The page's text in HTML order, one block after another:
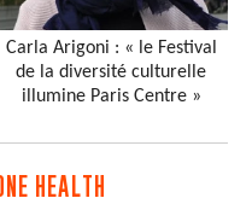
Carla Arigoni : « le Festival
de la diversité culturelle
illumine Paris Centre »
HEALTH